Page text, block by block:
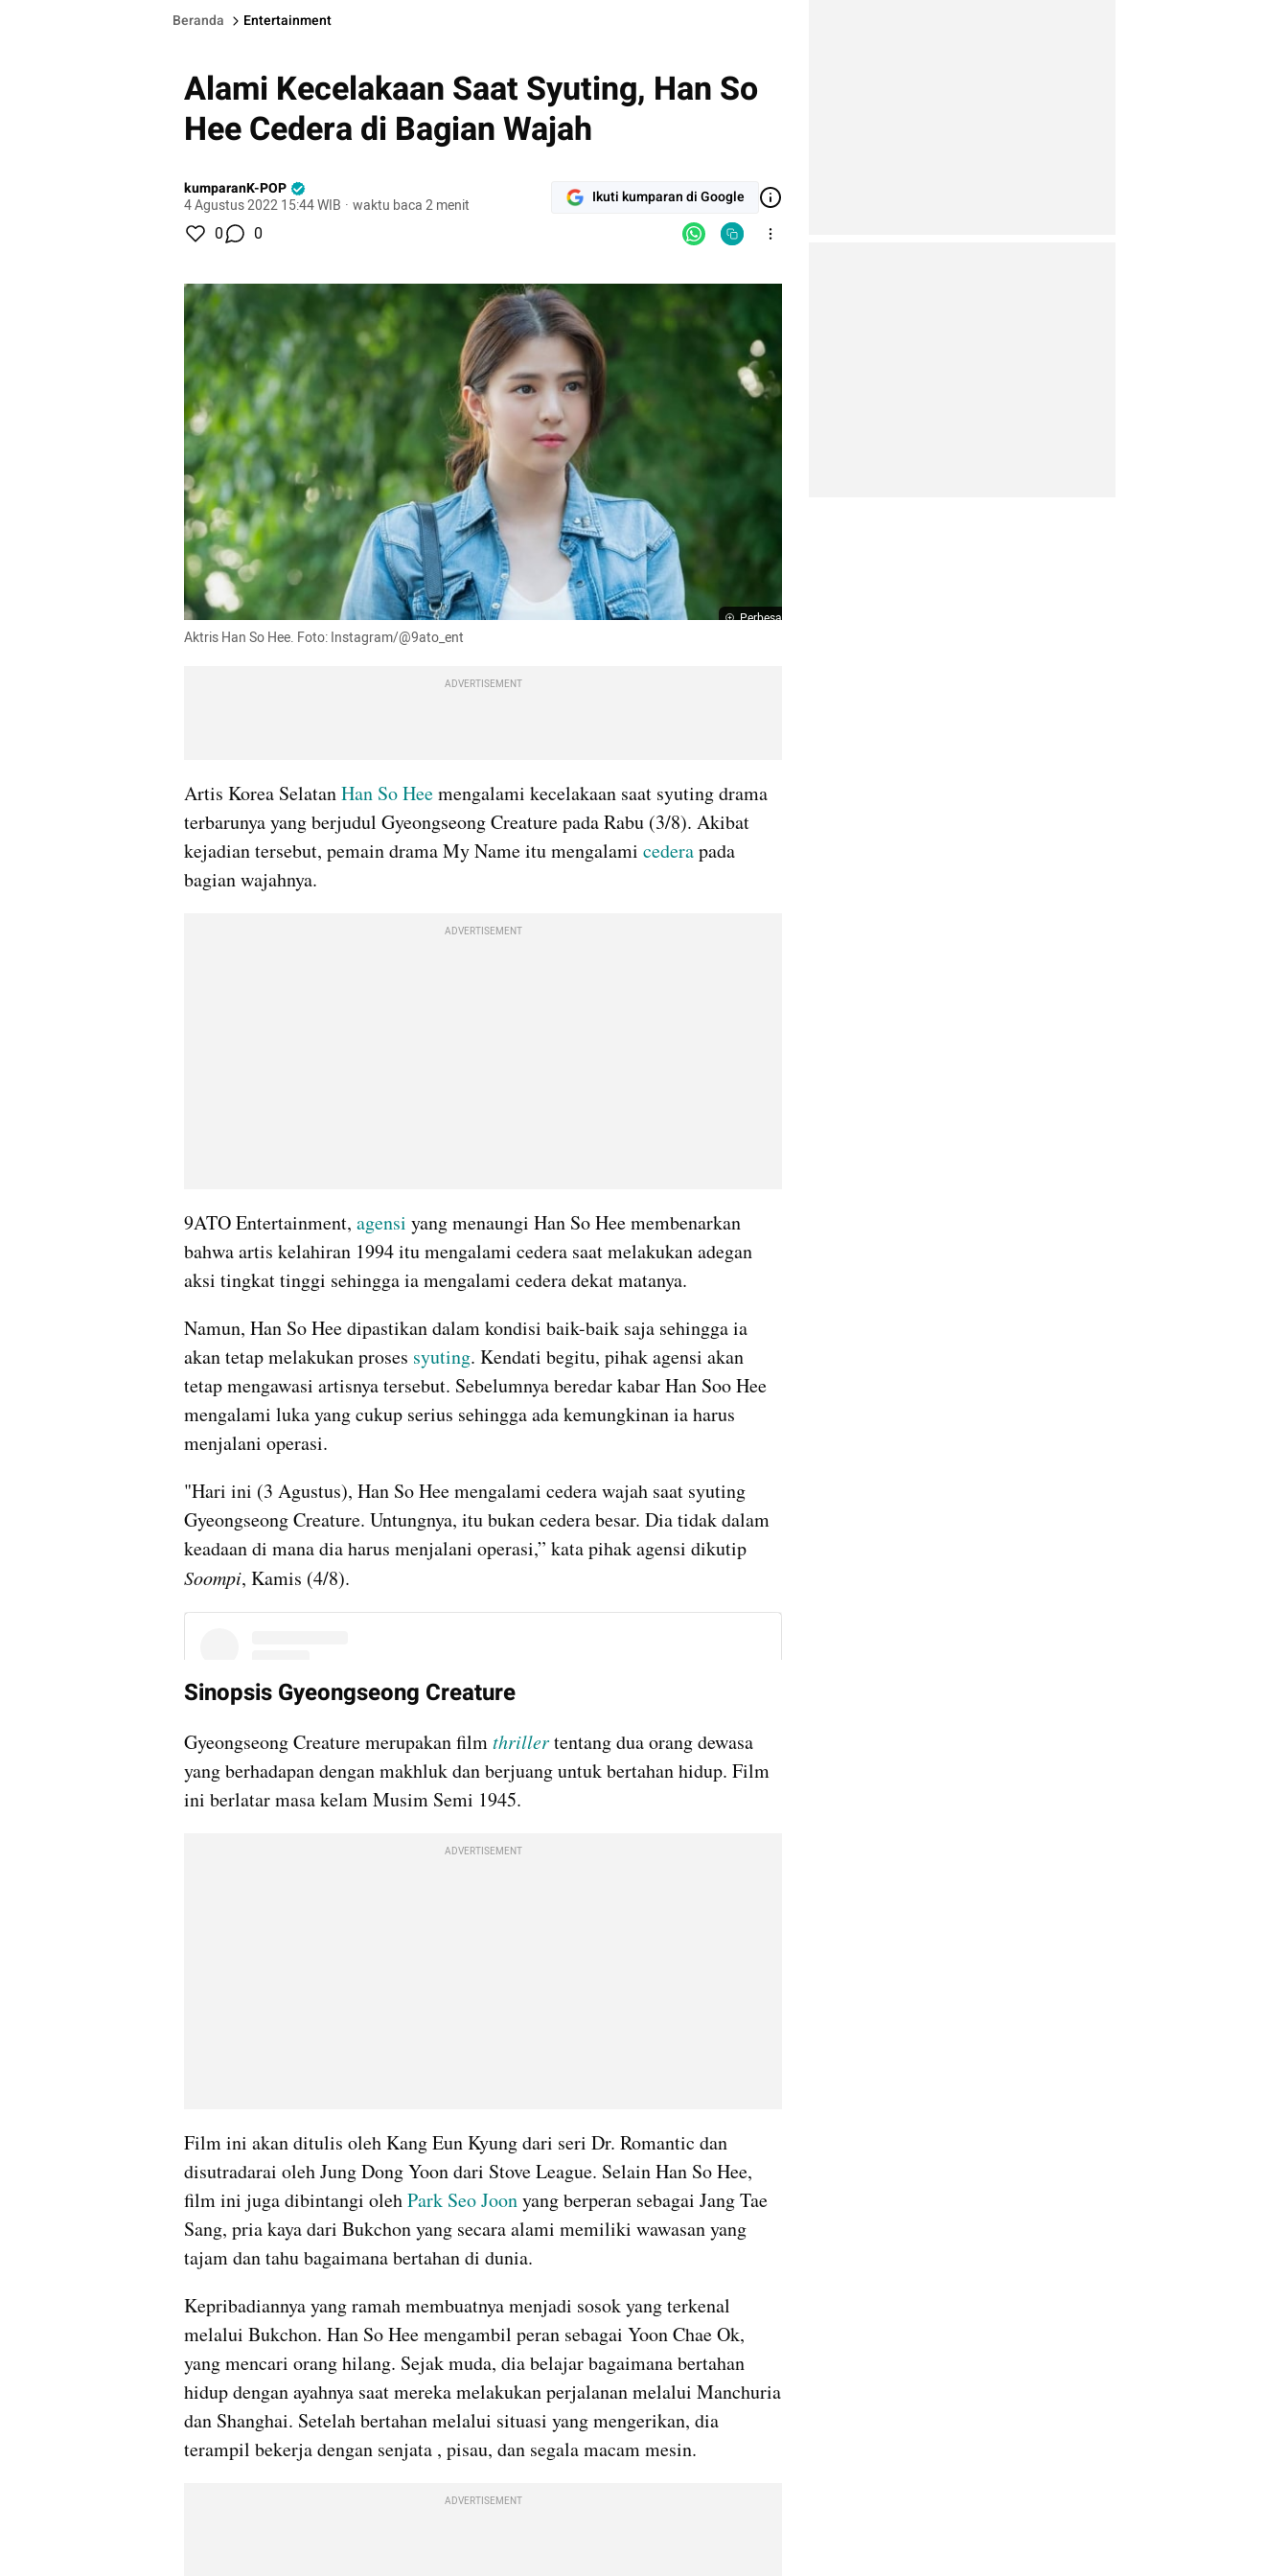
Beranda Entertainment
Alami Kecelakaan Saat Syuting, Han So
Hee Cedera di Bagian Wajah
kumparanK-POP
4 Agustus 2022 15:44 WIB · waktu baca 2 menit Ikuti kumparan di Google
0 0
Perbesar
Aktris Han So Hee. Foto: Instagram/@9ato_ent
ADVERTISEMENT
Artis Korea Selatan Han So Hee mengalami kecelakaan saat syuting drama
terbarunya yang berjudul Gyeongseong Creature pada Rabu (3/8). Akibat
kejadian tersebut, pemain drama My Name itu mengalami cedera pada
bagian wajahnya.
ADVERTISEMENT
9ATO Entertainment, agensi yang menaungi Han So Hee membenarkan
bahwa artis kelahiran 1994 itu mengalami cedera saat melakukan adegan
aksi tingkat tinggi sehingga ia mengalami cedera dekat matanya.
Namun, Han So Hee dipastikan dalam kondisi baik-baik saja sehingga ia
akan tetap melakukan proses syuting. Kendati begitu, pihak agensi akan
tetap mengawasi artisnya tersebut. Sebelumnya beredar kabar Han Soo Hee
mengalami luka yang cukup serius sehingga ada kemungkinan ia harus
menjalani operasi.
"Hari ini (3 Agustus), Han So Hee mengalami cedera wajah saat syuting
Gyeongseong Creature. Untungnya, itu bukan cedera besar. Dia tidak dalam
Soompi, Kamis (4/8).
Sinopsis Gyeongseong Creature
Gyeongseong Creature merupakan film thriller tentang dua orang dewasa
yang berhadapan dengan makhluk dan berjuang untuk bertahan hidup. Film
ini berlatar masa kelam Musim Semi 1945.
ADVERTISEMENT
Film ini akan ditulis oleh Kang Eun Kyung dari seri Dr. Romantic dan
disutradarai oleh Jung Dong Yoon dari Stove League. Selain Han So Hee,
film ini juga dibintangi oleh Park Seo Joon yang berperan sebagai Jang Tae
Sang, pria kaya dari Bukchon yang secara alami memiliki wawasan yang
tajam dan tahu bagaimana bertahan di dunia.
Kepribadiannya yang ramah membuatnya menjadi sosok yang terkenal
melalui Bukchon. Han So Hee mengambil peran sebagai Yoon Chae Ok,
yang mencari orang hilang. Sejak muda, dia belajar bagaimana bertahan
hidup dengan ayahnya saat mereka melakukan perjalanan melalui Manchuria
dan Shanghai. Setelah bertahan melalui situasi yang mengerikan, dia
terampil bekerja dengan senjata , pisau, dan segala macam mesin.
ADVERTISEMENT